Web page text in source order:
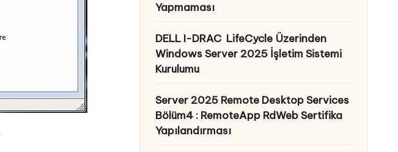
Yapmaması
DELL I-DRAC LifeCycle Üzerinden
Windows Server 2025 İşletim Sistemi
Kurulumu
Server 2025 Remote Desktop Services
Bölüm4 : RemoteApp RdWeb Sertifika
Yapılandırması